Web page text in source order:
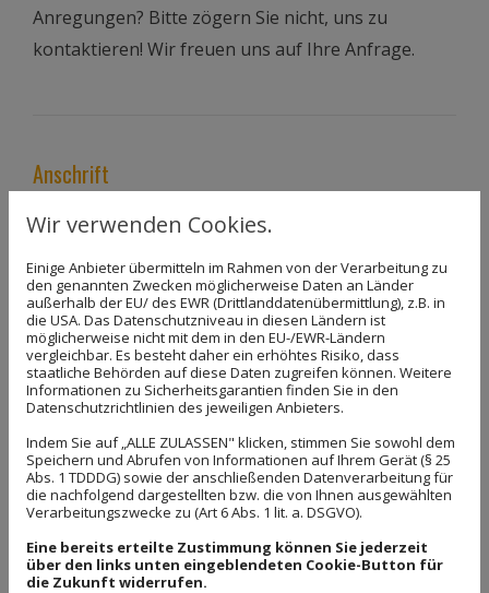
Anregungen? Bitte zögern Sie nicht, uns zu
kontaktieren! Wir freuen uns auf Ihre Anfrage.
Anschrift
Bödecker & Rauner GbR
Alte Straße 9
30989 Gehrden
Kontakt
Telefon:05108 644936
Telefax: 05108 912933
E-Mail:info@tischlerei-gehrden.de
Wir verwenden Cookies.
Einige Anbieter übermitteln im Rahmen von der Verarbeitung zu
den genannten Zwecken möglicherweise Daten an Länder
außerhalb der EU/ des EWR (Drittlanddatenübermittlung), z.B. in
die USA. Das Datenschutzniveau in diesen Ländern ist
möglicherweise nicht mit dem in den EU-/EWR-Ländern
vergleichbar. Es besteht daher ein erhöhtes Risiko, dass
staatliche Behörden auf diese Daten zugreifen können. Weitere
Informationen zu Sicherheitsgarantien finden Sie in den
Datenschutzrichtlinien des jeweiligen Anbieters.
Indem Sie auf „ALLE ZULASSEN" klicken, stimmen Sie sowohl dem
Speichern und Abrufen von Informationen auf Ihrem Gerät (§ 25
Abs. 1 TDDDG) sowie der anschließenden Datenverarbeitung für
die nachfolgend dargestellten bzw. die von Ihnen ausgewählten
Verarbeitungszwecke zu (Art 6 Abs. 1 lit. a. DSGVO).
Eine bereits erteilte Zustimmung können Sie jederzeit
über den links unten eingeblendeten Cookie-Button für
die Zukunft widerrufen.